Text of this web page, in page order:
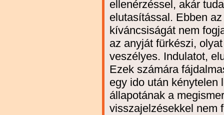
ellenérzéssel, akár
elutasítással. Ebben
kíváncsiságát nem
az anyját fürkészi,
veszélyes. Indulatot,
Ezek számára
egy ido után kénytelen
állapotának a
visszajelzésekkel nem